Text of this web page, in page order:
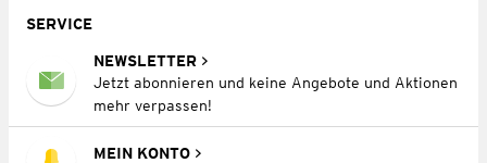
SERVICE
NEWSLETTER
Jetzt abonnieren und keine Angebote und Aktionen
mehr verpassen!
MEIN KONTO